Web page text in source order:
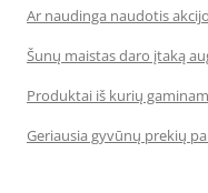
Ar naudinga naudotis
Šunų maistas daro įtaką
Produktai iš kurių
Geriausia gyvūnų prekių